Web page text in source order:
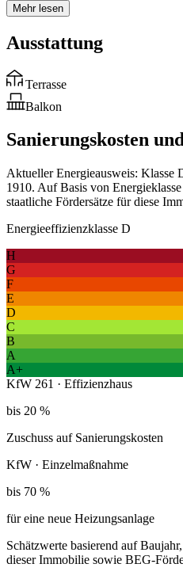
Mehr lesen
Ausstattung
Terrasse
Balkon
Sanierungskosten
Aktueller Energieausweis: Klasse
1910. Auf Basis von
staatliche Fördersätze für diese
Energieeffizienzklasse D
H
G
F
E
D
C
B
A
A+
KfW 261 · Effizienzhaus
bis 20 %
Zuschuss auf Sanierungskosten
KfW · Einzelmaßnahme
bis 70 %
für eine neue Heizungsanlage
Schätzwerte basierend auf
dieser Immobilie sowie BEG-